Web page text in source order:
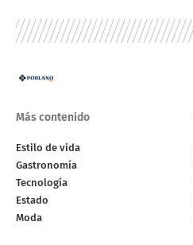
Más contenido
Estilo de vida
Gastronomía
Tecnología
Estado
Moda